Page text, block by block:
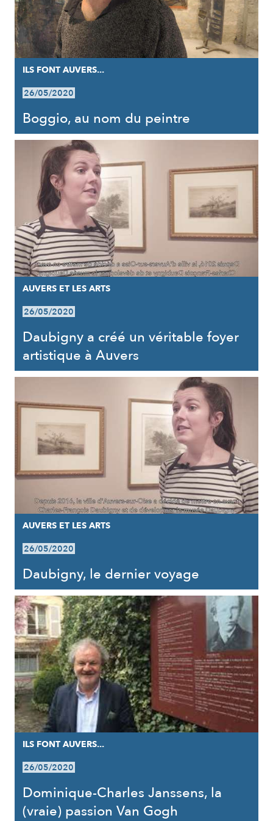
ILS FONT AUVERS...
26/05/2020
Boggio, au nom du peintre
AUVERS ET LES ARTS
26/05/2020
Daubigny a créé un véritable foyer
artistique à Auvers
AUVERS ET LES ARTS
26/05/2020
Daubigny, le dernier voyage
ILS FONT AUVERS...
26/05/2020
Dominique-Charles Janssens, la
(vraie) passion Van Gogh